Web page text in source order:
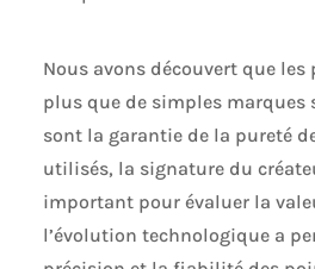
Nous avons découvert que
plus que de simples marques
sont la garantie de la pureté
utilisés, la signature du
important pour évaluer la
l’évolution technologique a